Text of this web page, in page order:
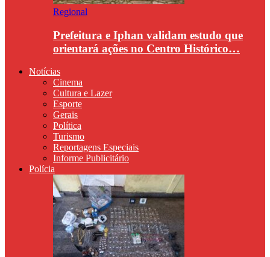
Regional
Prefeitura e Iphan validam estudo que
orientará ações no Centro Histórico…
Notícias
Cinema
Cultura e Lazer
Esporte
Gerais
Política
Turismo
Reportagens Especiais
Informe Publicitário
Polícia